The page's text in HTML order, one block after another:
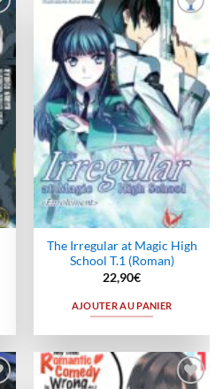
Ajouter
à la
wishlist
The Irregular at Magic High
School T.1 (Roman)
22,90€
AJOUTER AU PANIER